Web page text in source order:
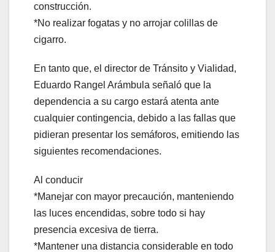
construcción.
*No realizar fogatas y no arrojar colillas de
cigarro.
En tanto que, el director de Tránsito y Vialidad,
Eduardo Rangel Arámbula señaló que la
dependencia a su cargo estará atenta ante
cualquier contingencia, debido a las fallas que
pidieran presentar los semáforos, emitiendo las
siguientes recomendaciones.
Al conducir
*Manejar con mayor precaución, manteniendo
las luces encendidas, sobre todo si hay
presencia excesiva de tierra.
*Mantener una distancia considerable en todo